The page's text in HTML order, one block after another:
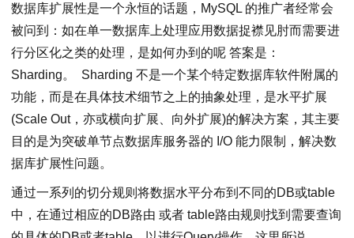
数据库扩展性是一个永恒的话题，MySQL 的推广者经常会
被问到：如在单一数据库上处理应用数据捉襟见肘而需要进
行分区化之类的处理，是如何办到的呢 答案是：
Sharding。 Sharding 不是一个某个特定数据库软件附属的
功能，而是在具体技术细节之上的抽象处理，是水平扩展
(Scale Out，亦或横向扩展、向外扩展)的解决方案，其主要
目的是为突破单节点数据库服务器的 I/O 能力限制，解决数
据库扩展性问题。
通过一系列的切分规则将数据水平分布到不同的DB或table
中，在通过相应的DB路由 或者 table路由规则找到需要查询